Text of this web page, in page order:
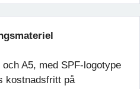
och A5, med SPF-logotype
kostnadsfritt på